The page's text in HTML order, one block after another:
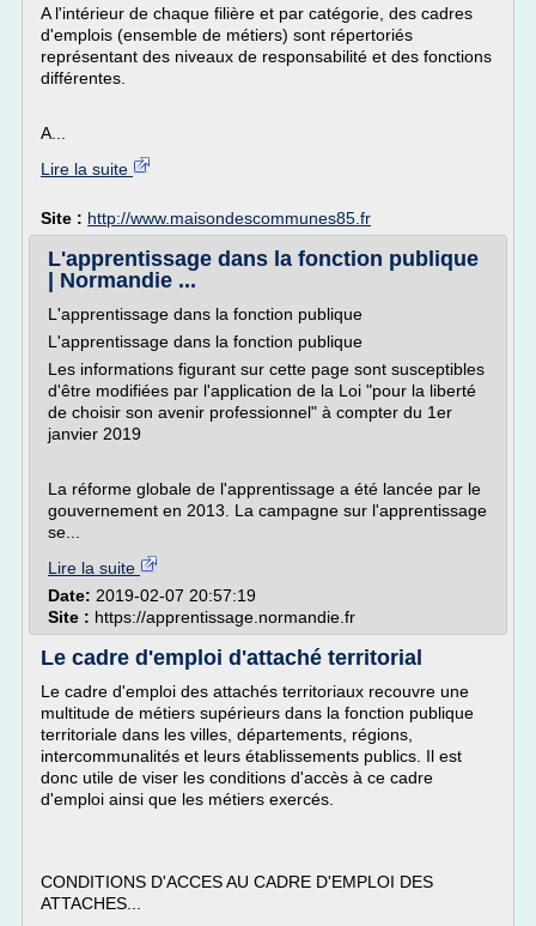
A l'intérieur de chaque filière et par catégorie, des cadres
d'emplois (ensemble de métiers) sont répertoriés
représentant des niveaux de responsabilité et des fonctions
différentes.
A...
Lire la suite
Site : http://www.maisondescommunes85.fr
L'apprentissage dans la fonction publique
| Normandie ...
L'apprentissage dans la fonction publique
L'apprentissage dans la fonction publique
Les informations figurant sur cette page sont susceptibles
d'être modifiées par l'application de la Loi "pour la liberté
de choisir son avenir professionnel" à compter du 1er
janvier 2019
La réforme globale de l'apprentissage a été lancée par le
gouvernement en 2013. La campagne sur l'apprentissage
se...
Lire la suite
Date: 2019-02-07 20:57:19
Site : https://apprentissage.normandie.fr
Le cadre d'emploi d'attaché territorial
Le cadre d'emploi des attachés territoriaux recouvre une
multitude de métiers supérieurs dans la fonction publique
territoriale dans les villes, départements, régions,
intercommunalités et leurs établissements publics. Il est
donc utile de viser les conditions d'accès à ce cadre
d'emploi ainsi que les métiers exercés.
CONDITIONS D'ACCES AU CADRE D'EMPLOI DES
ATTACHES...